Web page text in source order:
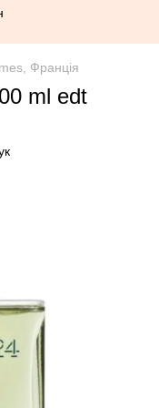
Франція
ml edt